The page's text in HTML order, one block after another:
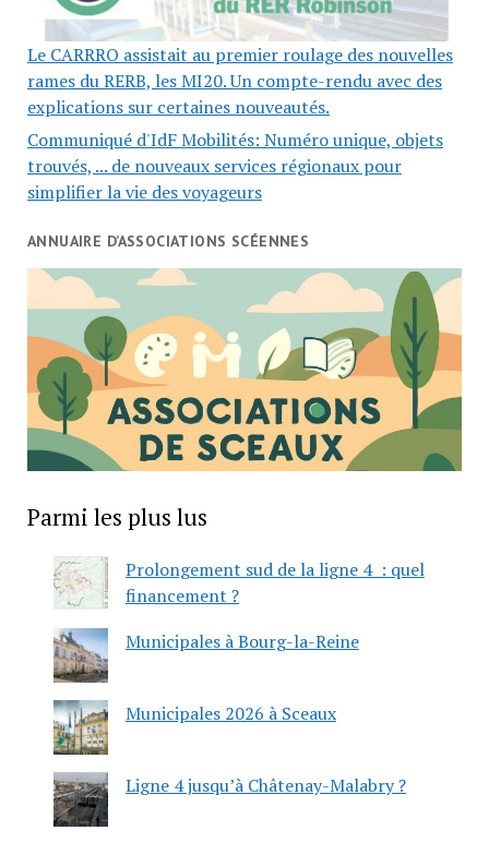
Le CARRRO assistait au premier roulage des nouvelles
rames du RERB, les MI20. Un compte-rendu avec des
explications sur certaines nouveautés.
Communiqué d'IdF Mobilités: Numéro unique, objets
trouvés, ... de nouveaux services régionaux pour
simplifier la vie des voyageurs
ANNUAIRE D’ASSOCIATIONS SCÉENNES
Parmi les plus lus
Prolongement sud de la ligne 4 : quel
financement ?
Municipales à Bourg-la-Reine
Municipales 2026 à Sceaux
Ligne 4 jusqu’à Châtenay-Malabry ?